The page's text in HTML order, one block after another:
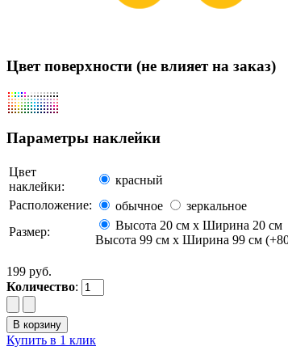
Цвет поверхности (не влияет на заказ)
Параметры наклейки
Цвет
наклейки:
красный
Расположение:
обычное
зеркальное
Размер:
Высота 20 см х Ширина 20 см
Высота 99 см х Ширина 99 см
199 руб.
Количество:
Купить в 1 клик